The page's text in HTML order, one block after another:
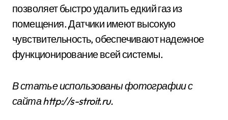
позволяет быстро удалить едкий газ из
помещения. Датчики имеют высокую
чувствительность, обеспечивают надежное
функционирование всей системы.
В статье использованы фотографии с
сайтаhttp://s-stroit.ru.